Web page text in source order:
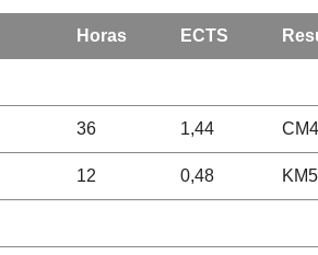
Horas ECTS
36 1,44
12 0,48